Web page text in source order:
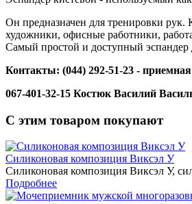
Он предназначен для тренировки рук.
художники, офисные работники,
Самый простой и доступный эспандер
Контакты: (044) 292-51-23 - приемная
067-401-32-15 Костюк Василий
С этим товаром покупают
Силиконовая композиция Виксэл У
Силиконовая композиция Виксэл У,
Подробнее